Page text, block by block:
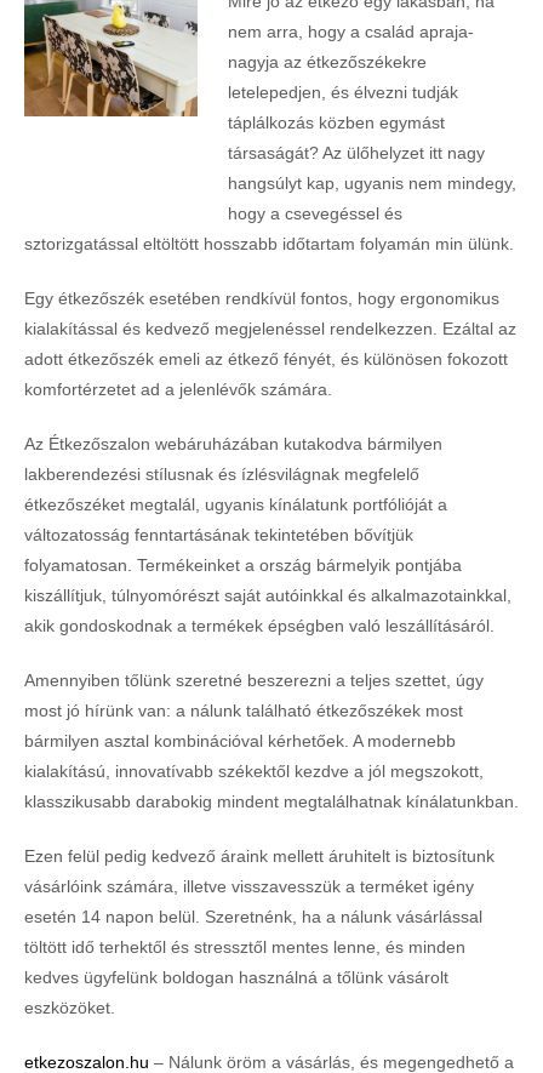
nem arra, hogy a család apraja-
nagyja az étkezőszékekre
letelepedjen, és élvezni tudják
táplálkozás közben egymást
társaságát? Az ülőhelyzet itt nagy
hangsúlyt kap, ugyanis nem mindegy,
hogy a csevegéssel és
sztorizgatással eltöltött hosszabb időtartam folyamán min ülünk.
Egy étkezőszék esetében rendkívül fontos, hogy ergonomikus
kialakítással és kedvező megjelenéssel rendelkezzen. Ezáltal az
adott étkezőszék emeli az étkező fényét, és különösen fokozott
komfortérzetet ad a jelenlévők számára.
Az Étkezőszalon webáruházában kutakodva bármilyen
lakberendezési stílusnak és ízlésvilágnak megfelelő
étkezőszéket megtalál, ugyanis kínálatunk portfólióját a
változatosság fenntartásának tekintetében bővítjük
folyamatosan. Termékeinket a ország bármelyik pontjába
kiszállítjuk, túlnyomórészt saját autóinkkal és alkalmazotainkkal,
akik gondoskodnak a termékek épségben való leszállításáról.
Amennyiben tőlünk szeretné beszerezni a teljes szettet, úgy
most jó hírünk van: a nálunk található étkezőszékek most
bármilyen asztal kombinációval kérhetőek. A modernebb
kialakítású, innovatívabb székektől kezdve a jól megszokott,
klasszikusabb darabokig mindent megtalálhatnak kínálatunkban.
Ezen felül pedig kedvező áraink mellett áruhitelt is biztosítunk
vásárlóink számára, illetve visszavesszük a terméket igény
esetén 14 napon belül. Szeretnénk, ha a nálunk vásárlással
töltött idő terhektől és stressztől mentes lenne, és minden
kedves ügyfelünk boldogan használná a tőlünk vásárolt
eszközöket.
etkezoszalon.hu – Nálunk öröm a vásárlás, és megengedhető a